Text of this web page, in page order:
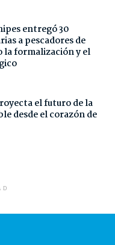
entregó 30
a pescadores de
la formalización y el
el futuro de la
desde el corazón de